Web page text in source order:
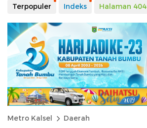
Terpopuler Indeks Halaman 404
Metro Kalsel Daerah